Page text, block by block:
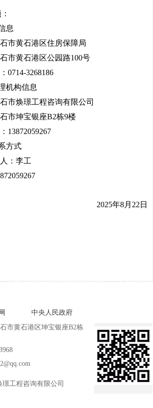
息
市黄石港区住房保障局
市黄石港区公园路100号
0714-3268186
机构信息
市焕璟工程咨询有限公司
市坤宝银座B2栋9楼
13872059267
方式
：李工
2025年8月22 日
市黄石港区坤宝银座B2栋
璟工程咨询有限公司
中央人民政府